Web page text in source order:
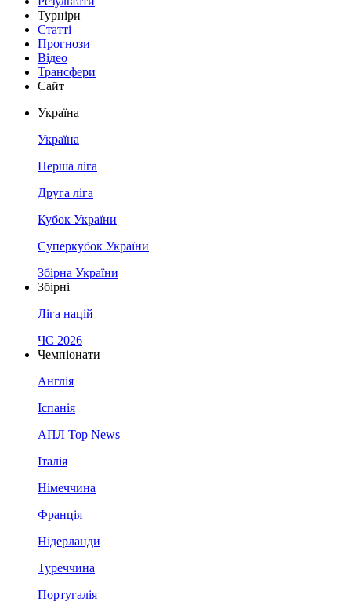
Турніри
Статті
Прогнози
Відео
Трансфери
Сайт
Україна
Україна
Перша ліга
Друга ліга
Кубок України
Суперкубок України
Збірна України
Збірні
Ліга націй
ЧС 2026
Чемпіонати
Англія
Іспанія
АПЛ Top News
Італія
Німеччина
Франція
Нідерланди
Туреччина
Португалія